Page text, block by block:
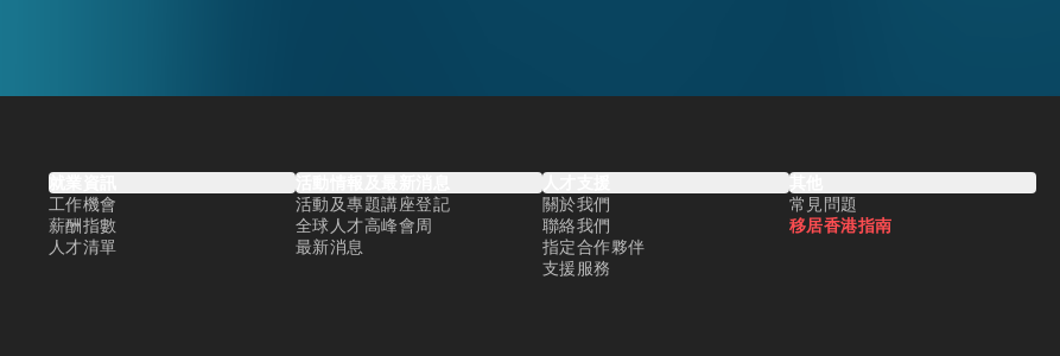
就業資訊
工作機會
薪酬指數
人才清單
活動情報及最新消息
活動及專題講座登記
全球人才高峰會周
最新消息
人才支援
關於我們
聯絡我們
指定合作夥伴
支援服務
其他
常見問題
移居香港指南